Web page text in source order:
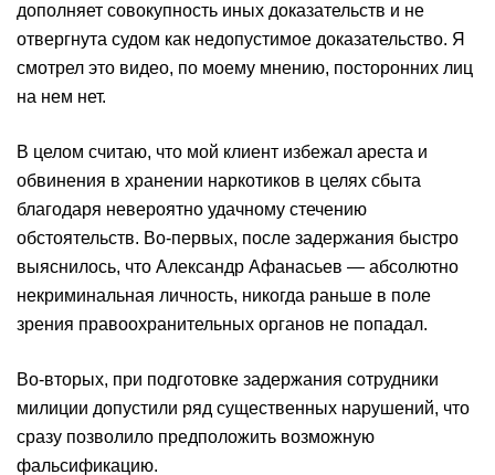
дополняет совокупность иных доказательств и не
отвергнута судом как недопустимое доказательство. Я
смотрел это видео, по моему мнению, посторонних лиц
на нем нет.
В целом считаю, что мой клиент избежал ареста и
обвинения в хранении наркотиков в целях сбыта
благодаря невероятно удачному стечению
обстоятельств. Во-первых, после задержания быстро
выяснилось, что Александр Афанасьев — абсолютно
некриминальная личность, никогда раньше в поле
зрения правоохранительных органов не попадал.
Во-вторых, при подготовке задержания сотрудники
милиции допустили ряд существенных нарушений, что
сразу позволило предположить возможную
фальсификацию.